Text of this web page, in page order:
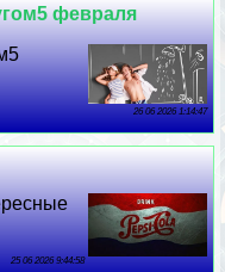
февраля
26 06 2026 1:14:47
25 06 2026 9:44:58